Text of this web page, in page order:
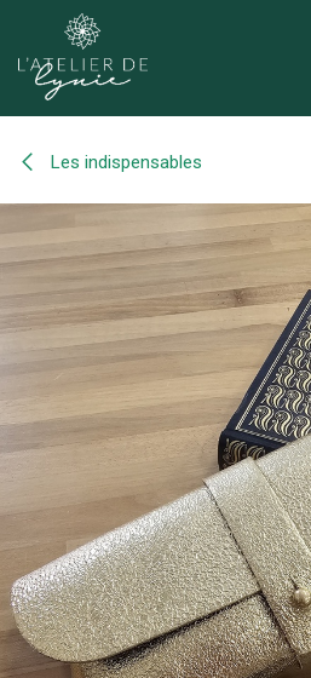
Se rendre au contenu
Les indispensables